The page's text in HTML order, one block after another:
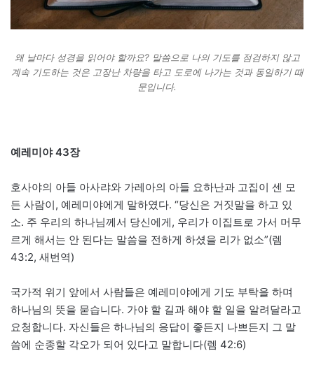
왜 날마다 성경을 읽어야 할까요? 말씀으로 나의 기도를 점검하지 않고
계속 기도하는 것은 고장난 차량을 타고 도로에 나가는 것과 동일하기 때
문입니다.
예레미야 43장
호사야의 아들 아사랴와 가레아의 아들 요하난과 고집이 센 모
든 사람이, 예레미야에게 말하였다. “당신은 거짓말을 하고 있
소. 주 우리의 하나님께서 당신에게, 우리가 이집트로 가서 머무
르게 해서는 안 된다는 말씀을 전하게 하셨을 리가 없소”(렘
43:2, 새번역)
국가적 위기 앞에서 사람들은 예레미야에게 기도 부탁을 하며
하나님의 뜻을 묻습니다. 가야 할 길과 해야 할 일을 알려달라고
요청합니다. 자신들은 하나님의 응답이 좋든지 나쁘든지 그 말
씀에 순종할 각오가 되어 있다고 말합니다(렘 42:6)